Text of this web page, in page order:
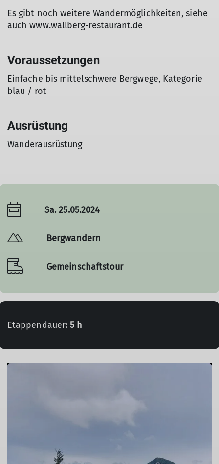
Es gibt noch weitere Wandermöglichkeiten, siehe
auch www.wallberg-restaurant.de
Voraussetzungen
Einfache bis mittelschwere Bergwege, Kategorie
blau / rot
Ausrüstung
Wanderausrüstung
Sa. 25.05.2024
Bergwandern
Gemeinschaftstour
Etappendauer:5 h